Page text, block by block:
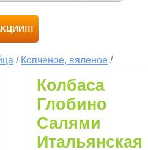
/ Копченое, вяленое /
Колбаса
Глобино
Салями
Итальянская